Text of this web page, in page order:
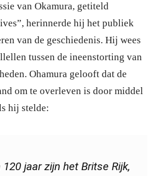
van Okamura, getiteld
herinnerde hij het publiek
van de geschiedenis. Hij wees
tussen de ineenstorting van
Ohamura gelooft dat de
om te overleven is door middel
hij stelde:
jaar zijn het Britse Rijk,